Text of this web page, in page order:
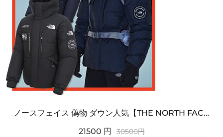
ノースフェイス 偽物 ダウン人気【THE NORTH FACE】M'S 7 SUMMIT HIM...
21500 円 30500円